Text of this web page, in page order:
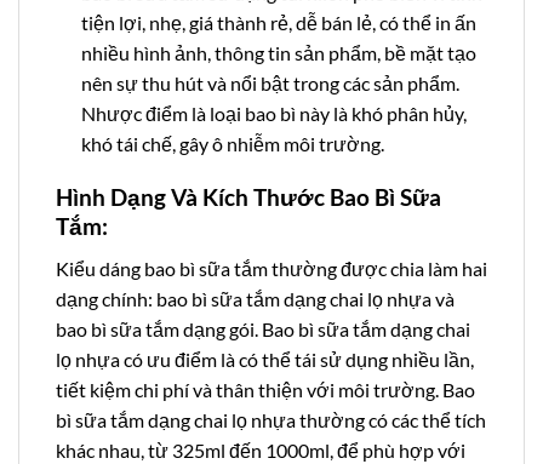
tiện lợi, nhẹ, giá thành rẻ, dễ bán lẻ, có thể in ấn
nhiều hình ảnh, thông tin sản phẩm, bề mặt tạo
nên sự thu hút và nổi bật trong các sản phẩm.
Nhược điểm là loại bao bì này là khó phân hủy,
khó tái chế, gây ô nhiễm môi trường.
Hình Dạng Và Kích Thước Bao Bì Sữa
Tắm:
Kiểu dáng bao bì sữa tắm thường được chia làm hai
dạng chính: bao bì sữa tắm dạng chai lọ nhựa và
bao bì sữa tắm dạng gói. Bao bì sữa tắm dạng chai
lọ nhựa có ưu điểm là có thể tái sử dụng nhiều lần,
tiết kiệm chi phí và thân thiện với môi trường. Bao
bì sữa tắm dạng chai lọ nhựa thường có các thể tích
khác nhau, từ 325ml đến 1000ml, để phù hợp với